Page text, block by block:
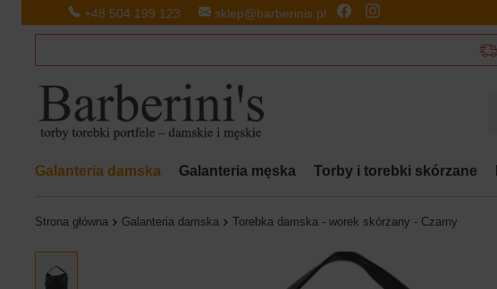
+48 504 199 123 sklep@barberinis.pl
Galanteria damska Galanteria męska Torby i torebki skórzane
Strona główna Galanteria damska Torebka damska - worek skórzany - Czarny